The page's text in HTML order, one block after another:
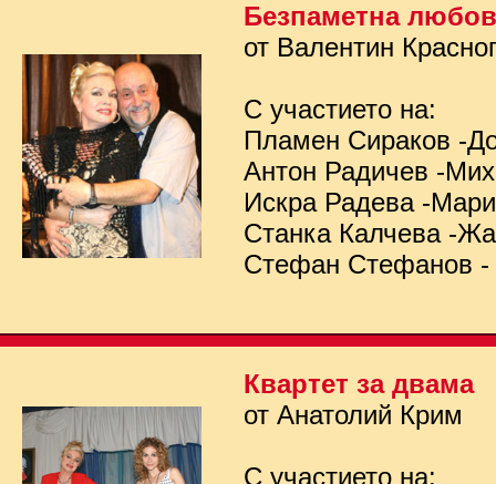
Безпаметна любов
от Валентин
С участието на:
Пламен Сираков -
Антон Радичев -
Искра Радева -
Станка Калчева -
Стефан Стефанов
Квартет за двама
от Анатолий Крим
С участието на: